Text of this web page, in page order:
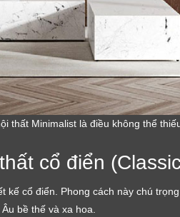
thất Minimalist là điều không thể
cổ điển
kế cổ điển. Phong cách này chú
bề thế và xa hoa.